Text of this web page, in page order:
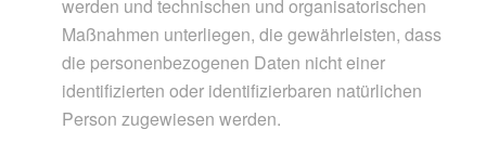
werden und technischen und organisatorischen
Maßnahmen unterliegen, die gewährleisten, dass
die personenbezogenen Daten nicht einer
identifizierten oder identifizierbaren natürlichen
Person zugewiesen werden.